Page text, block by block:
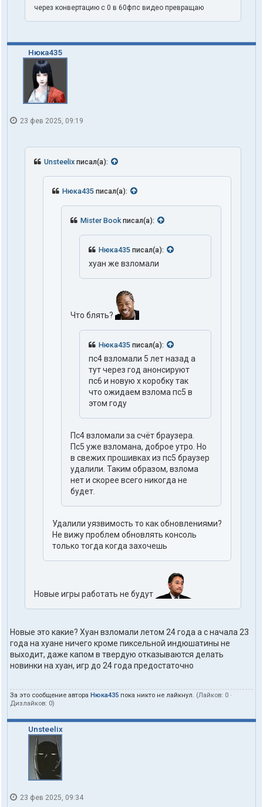
через конвертацию с 0 в 60фпс видео превращаю
Нюка435
23 фев 2025, 09:19
Unsteelix писал(а):
Нюка435 писал(а):
Mister Bookписал(а):
Нюка435 писал(а):
хуан же взломали
Что блять?
Нюка435 писал(а):
пс4 взломали 5 лет назад а
тут чepeз год анонсируют
пс6 и новую х коробку так
что ожидaeм взлома пс5 в
этом году
Пс4 взломали за счёт браузера.
Пс5 уже взломана, доброе утро. Но
в свежих прошивках из пс5 браузер
удалили. Таким образом, взлома
нет и скорее всего никогда не
будет.
Удалили уязвимость то как обновлениями?
He вижу проблем обновлять консоль
только тогда когда зaxoчешь
Новые игры работать не будут
Hoвые это какие? Xyaн взломали летом 24 года а с начала 23
года нa xyaне ничего кроме пиксельной индюшатины не
выходит, даже капом в твердую отказываются делать
новинки на xyaн, игр до 24 года предостаточнo
За это сообщение автора Нюка435 пока никто не лайкнул. (Лайков: 0 ·
Дизлайков: 0)
Unsteelix
23 фев 2025, 09:34